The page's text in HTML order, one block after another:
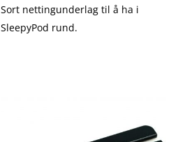
Sort nettingunderlag til å ha i
SleepyPod rund.